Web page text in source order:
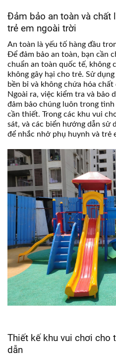
Đảm bảo an toàn và chất
trẻ em ngoài trời
An toàn là yếu tố hàng đầu
Để đảm bảo an toàn, bạn cần
chuẩn an toàn quốc tế, không
không gây hại cho trẻ. Sử
bền bỉ và không chứa hóa
Ngoài ra, việc kiểm tra và bảo
đảm bảo chúng luôn trong
cần thiết. Trong các khu vui
sát, và các biển hướng dẫn sử
để nhắc nhở phụ huynh và trẻ
Thiết kế khu vui chơi cho
dẫn